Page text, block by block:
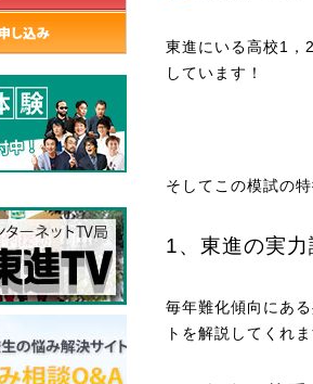
東進にいる高校1，
しています！
そしてこの模試の
1、東進の実
毎年難化傾向にあ
トを解説してくれま